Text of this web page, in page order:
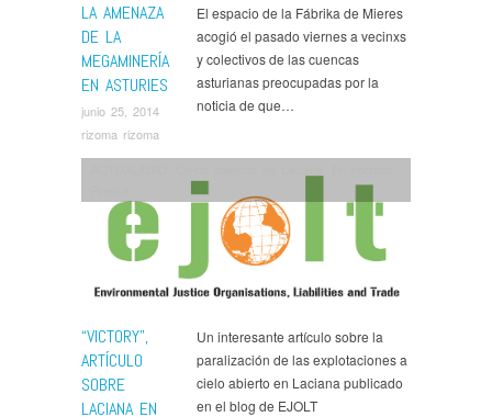
LA AMENAZA
DE LA
MEGAMINERÍA
EN ASTURIES
junio 25, 2014
rizoma rizoma
El espacio de la Fábrika de Mieres
acogió el pasado viernes a vecinxs
y colectivos de las cuencas
asturianas preocupadas por la
noticia de que…
“VICTORY”,
ARTÍCULO
SOBRE
LACIANA EN
Un interesante artículo sobre la
paralización de las explotaciones a
cielo abierto en Laciana publicado
en el blog de EJOLT